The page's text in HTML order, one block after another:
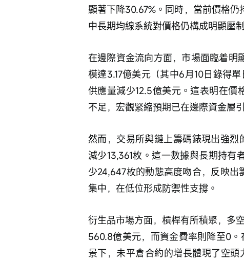
顯著下降30.67%。同時，當前價格
中長期均線系統對價格仍構成明顯壓
在邊際資金流向方面，市場面臨着明
模達3.17億美元（其中6月10日錄得
供應量減少12.5億美元。這表明在價
不足，宏觀緊縮預期已在邊際資金層
然而，交易所與鏈上籌碼錶現出強
減少13,361枚。這一數據與長期持
少24,647枚的動態高度吻合，反映
集中，在低位形成防禦性支撐。
衍生品市場方面，槓桿有所積聚，多
560.8億美元，而資金費率則降至0
景下，未平倉合約的增長體現了空